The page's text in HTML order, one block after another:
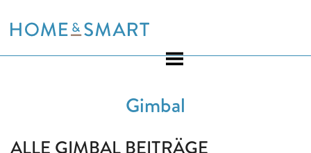
to
Gimbal
ALLE GIMBAL BEITRÄGE